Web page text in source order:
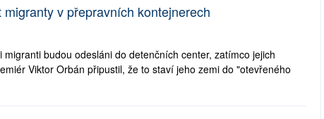
v přepravních kontejnerech
migranti budou odesláni do detenčních center, zatímco jejich
Viktor Orbán připustil, že to staví jeho zemi do "otevřeného